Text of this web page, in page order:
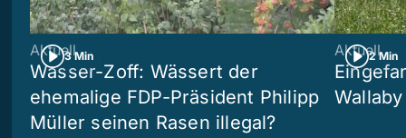
3 Min
Aktuell
Wasser-Zoff: Wässert der
ehemalige FDP-Präsident Philipp
Müller seinen Rasen illegal?
2 Min
Aktuell